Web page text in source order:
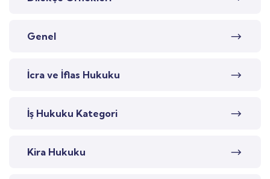
Genel
İcra ve İflas Hukuku
İş Hukuku Kategori
Kira Hukuku